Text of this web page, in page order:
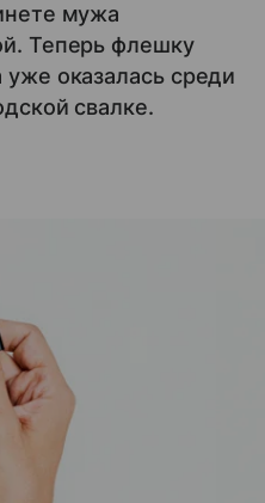
мужа
Теперь флешку
оказалась среди
свалке.